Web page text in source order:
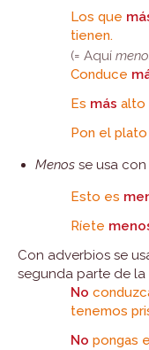
Los que
tienen.
(= Aquí
Conduce
Es más alto
Pon el plato
Menos se usa
Esto es
Ríete
Con adverbios se
segunda parte de
No
tenemos
No pongas